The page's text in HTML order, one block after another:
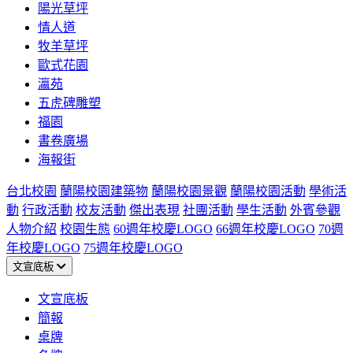
陽光草坪
情人道
牧羊草坪
歐式花園
瀛苑
五虎碑雕塑
福園
書卷廣場
海報街
台北校園 蘭陽校園建築物 蘭陽校園景觀 蘭陽校園活動 學術活
動 行政活動 校友活動 傑出表現 社團活動 學生活動 外賓參觀
人物介紹 校園生態 60週年校慶LOGO 66週年校慶LOGO 70週
年校慶LOGO 75週年校慶LOGO
文宣底板
文宣底板
簡報
桌牌